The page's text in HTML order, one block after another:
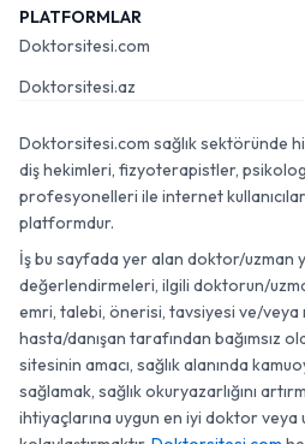
PLATFORMLAR
Doktorsitesi.com
Doktorsitesi.az
Doktorsitesi.com sağlık sektöründe
diş hekimleri, fizyoterapistler,
profesyonelleri ile internet
platformdur.
İş bu sayfada yer alan doktor/uzman
değerlendirmeleri, ilgili doktorun/
emri, talebi, önerisi, tavsiyesi ve/veya
hasta/danışan tarafından bağımsız
sitesinin amacı, sağlık alanında
sağlamak, sağlık okuryazarlığını
ihtiyaçlarına uygun en iyi doktor veya